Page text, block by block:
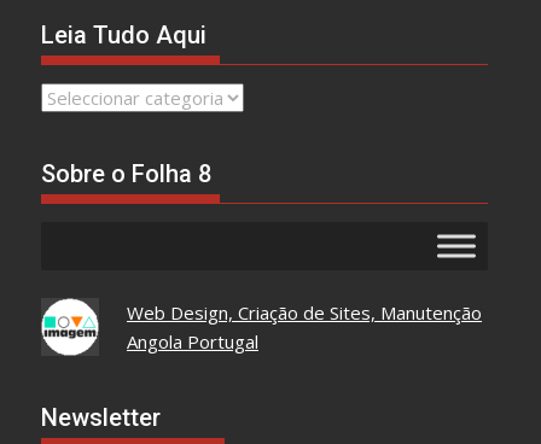
Leia Tudo Aqui
Leia
Sobre o Folha 8
Web Design, Criação de Sites, Manutenção
Angola Portugal
Newsletter